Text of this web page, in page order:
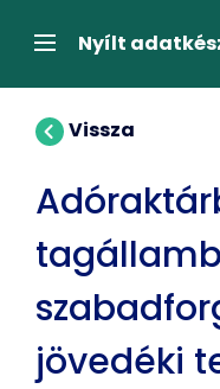
átugrásaNavigáció
Nyílt
Vissza
jövedéki